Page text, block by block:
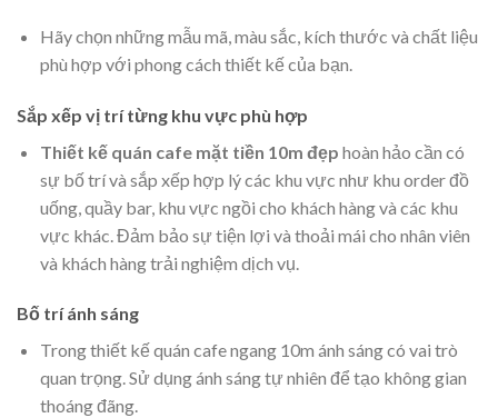
Hãy chọn những mẫu mã, màu sắc, kích thước và chất liệu
phù hợp với phong cách thiết kế của bạn.
Sắp xếp vị trí từng khu vực phù hợp
Thiết kế quán cafe mặt tiền 10m đẹp hoàn hảo cần có
sự bố trí và sắp xếp hợp lý các khu vực như khu order đồ
uống, quầy bar, khu vực ngồi cho khách hàng và các khu
vực khác. Đảm bảo sự tiện lợi và thoải mái cho nhân viên
và khách hàng trải nghiệm dịch vụ.
Bố trí ánh sáng
Trong thiết kế quán cafe ngang 10m ánh sáng có vai trò
quan trọng. Sử dụng ánh sáng tự nhiên để tạo không gian
thoáng đãng.